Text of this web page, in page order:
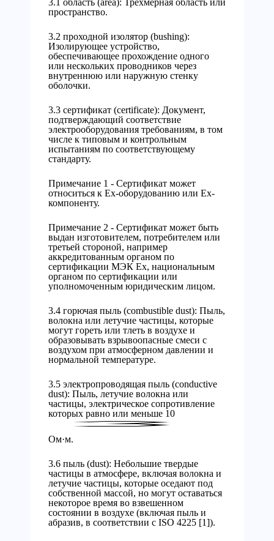
3.1 область (area): Трехмерная область или
пространство.
3.2 проходной изолятор (bushing):
Изолирующее устройство,
обеспечивающее прохождение одного
или нескольких проводников через
внутреннюю или наружную стенку
оболочки.
3.3 сертификат (certificate): Документ,
подтверждающий соответствие
электрооборудования требованиям, в том
числе к типовым и контрольным
испытаниям по соответствующему
стандарту.
Примечание 1 - Сертификат может
относиться к Ех-оборудованию или Ех-
компоненту.
Примечание 2 - Сертификат может быть
выдан изготовителем, потребителем или
третьей стороной, например
аккредитованным органом по
сертификации МЭК Ех, национальным
органом по сертификации или
уполномоченным юридическим лицом.
3.4 горючая пыль (combustible dust): Пыль,
волокна или летучие частицы, которые
могут гореть или тлеть в воздухе и
образовывать взрывоопасные смеси с
воздухом при атмосферном давлении и
нормальной температуре.
3.5 электропроводящая пыль (conductive
dust): Пыль, летучие волокна или
частицы, электрическое сопротивление
которых равно или меньше 10
Ом·м.
3.6 пыль (dust): Небольшие твердые
частицы в атмосфере, включая волокна и
летучие частицы, которые оседают под
собственной массой, но могут оставаться
некоторое время во взвешенном
состоянии в воздухе (включая пыль и
абразив, в соответствии с ISO 4225 [1]).